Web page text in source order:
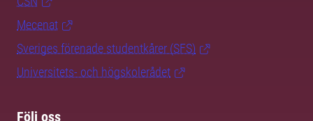
Mecenat
Sveriges förenade studentkårer (SFS)
Universitets- och högskolerådet
Följ oss